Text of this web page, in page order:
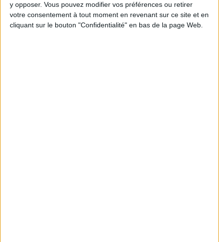
y opposer. Vous pouvez modifier vos préférences ou retirer
votre consentement à tout moment en revenant sur ce site et en
cliquant sur le bouton "Confidentialité" en bas de la page Web.
de santé, bilan de santé gratuit, et un espace de
dialogue et d’écoute.